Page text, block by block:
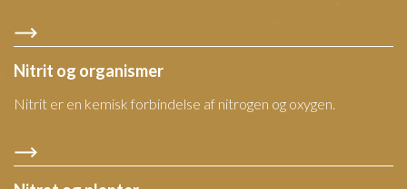
Nitrit og organismer
Nitrit er en kemisk forbindelse af nitrogen og oxygen.